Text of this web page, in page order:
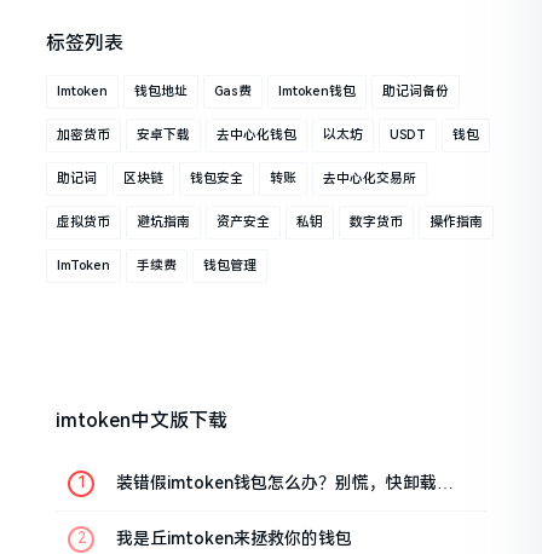
标签列表
Imtoken 钱包地址 Gas费 Imtoken钱包 助记词备份
加密货币 安卓下载 去中心化钱包 以太坊 USDT 钱包
助记词 区块链 钱包安全 转账 去中心化交易所
虚拟货币 避坑指南 资产安全 私钥 数字货币 操作指南
ImToken 手续费 钱包管理
imtoken中文版下载
装错假imtoken钱包怎么办？别慌，快卸载，
我是丘imtoken来拯救你的钱包